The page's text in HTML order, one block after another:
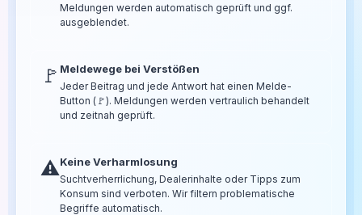
Meldungen werden automatisch geprüft und ggf.
ausgeblendet.
🚩 Meldewege bei Verstößen
Jeder Beitrag und jede Antwort hat einen Melde-
Button (🚩). Meldungen werden vertraulich behandelt
und zeitnah geprüft.
⚠️Keine Verharmlosung
Suchtverherrlichung, Dealerinhalte oder Tipps zum
Konsum sind verboten. Wir filtern problematische
Begriffe automatisch.